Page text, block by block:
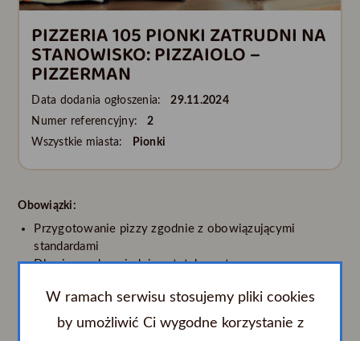
PIZZERIA 105 PIONKI ZATRUDNI NA
STANOWISKO: PIZZAIOLO –
PIZZERMAN
Data dodania ogłoszenia:
29.11.2024
Numer referencyjny:
2
Wszystkie miasta:
Pionki
Obowiązki:
Przygotowanie pizzy zgodnie z obowiązującymi
standardami
Dbanie o odpowiednią estetykę potraw
Dbanie o dobry wizerunek lokalu i satysfakcję klientów
Nasze oczekiwania:
W ramach serwisu stosujemy pliki cookies
by umożliwić Ci wygodne korzystanie z